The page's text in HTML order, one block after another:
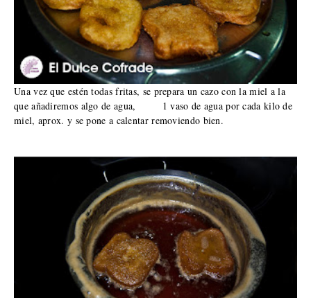
Una vez que estén todas fritas, se prepara un cazo con la miel a la
que añadiremos algo de agua, 1 vaso de agua por cada kilo de
miel, aprox. y se pone a calentar removiendo bien.